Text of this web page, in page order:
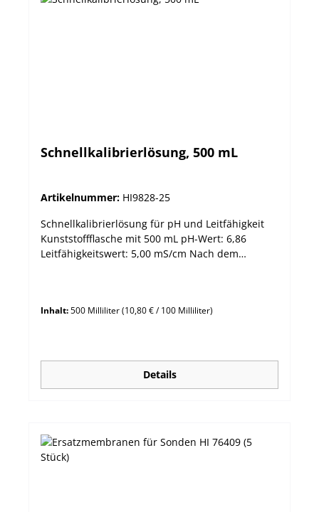
Schnellkalibrierlösung, 500 mL
Artikelnummer: HI9828-25
Schnellkalibrierlösung für pH und Leitfähigkeit
Kunststoffflasche mit 500 mL pH-Wert: 6,86
Leitfähigkeitswert: 5,00 mS/cm Nach dem
Kalibrierung des pH und des Leitfähigkeitswertes
Geeignet für HI9828, HI9829 und HI98194-6.
Inhalt:500 Milliliter(10,80 € / 100 Milliliter)
Details